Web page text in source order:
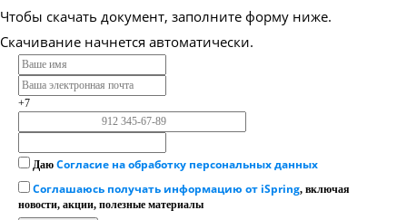
Чтобы скачать документ, заполните форму ниже.
Скачивание начнется автоматически.
+7
Даю Согласие на обработку персональных данных
Соглашаюсь получать информацию от iSpring, включая
новости, акции, полезные материалы